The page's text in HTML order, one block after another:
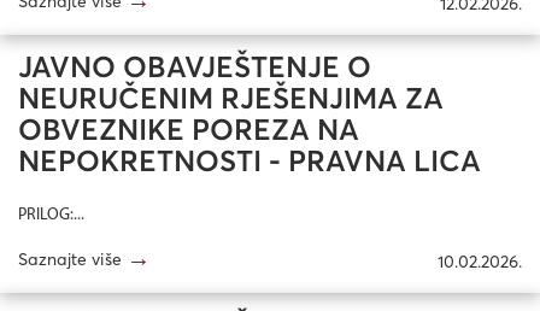
JAVNO OBAVJEŠTENJE O
NEURUČENIM RJEŠENJIMA ZA
OBVEZNIKE POREZA NA
NEPOKRETNOSTI - PRAVNA LICA
PRILOG:...
Saznajte više → 10.02.2026.